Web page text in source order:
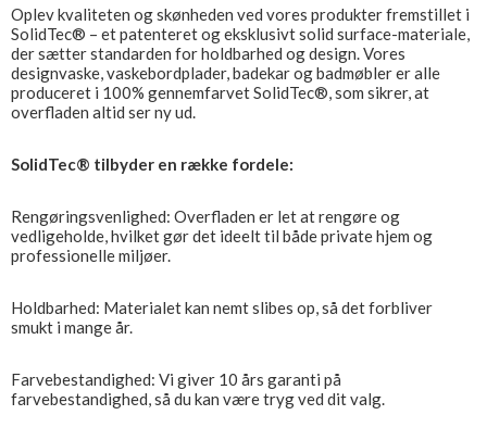
Oplev kvaliteten og skønheden ved vores produkter fremstillet i
SolidTec® – et patenteret og eksklusivt solid surface-materiale,
der sætter standarden for holdbarhed og design. Vores
designvaske, vaskebordplader, badekar og badmøbler er alle
produceret i 100% gennemfarvet SolidTec®, som sikrer, at
overfladen altid ser ny ud.
SolidTec® tilbyder en række fordele:
Rengøringsvenlighed: Overfladen er let at rengøre og
vedligeholde, hvilket gør det ideelt til både private hjem og
professionelle miljøer.
Holdbarhed: Materialet kan nemt slibes op, så det forbliver
smukt i mange år.
Farvebestandighed: Vi giver 10 års garanti på
farvebestandighed, så du kan være tryg ved dit valg.